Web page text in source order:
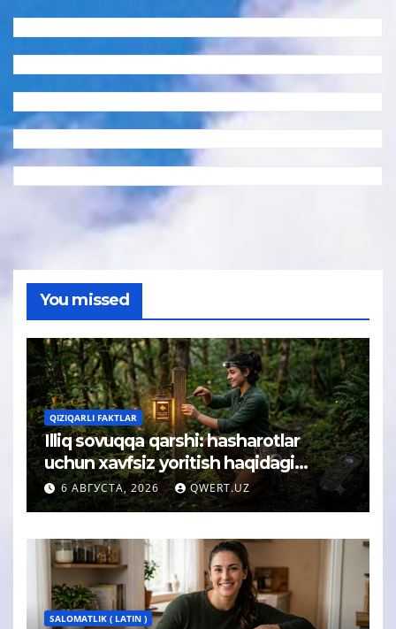
You missed
QIZIQARLI FAKTLAR
Illiq sovuqqa qarshi: hasharotlar
uchun xavfsiz yoritish haqidagi
tushuncha afsonasi yoʻq qilindi
6 АВГУСТА, 2026 QWERT.UZ
SALOMATLIK ( LATIN )